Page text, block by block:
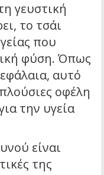
γευστική
το τσάι
που
φύση. Όπως
αυτό
οφέλη
την υγεία
είναι
της